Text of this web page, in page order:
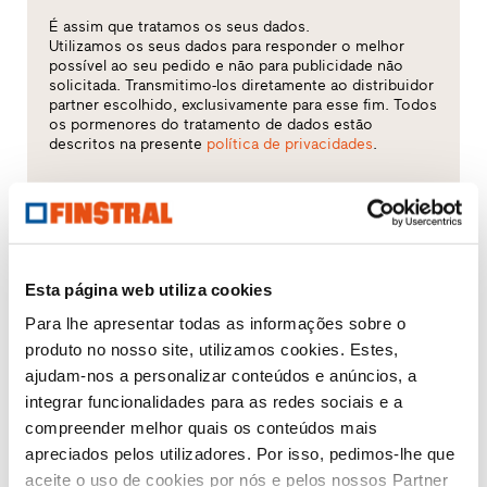
Esta página web utiliza cookies
Para lhe apresentar todas as informações sobre o
produto no nosso site, utilizamos cookies. Estes,
ajudam-nos a personalizar conteúdos e anúncios, a
integrar funcionalidades para as redes sociais e a
compreender melhor quais os conteúdos mais
apreciados pelos utilizadores. Por isso, pedimos-lhe que
aceite o uso de cookies por nós e pelos nossos Partner
É assim que tratamos os seus dados.
Utilizamos os seus dados para responder o melhor
possível ao seu pedido e não para publicidade não
solicitada. Transmitimo-los diretamente ao distribuidor
partner escolhido, exclusivamente para esse fim. Todos
os pormenores do tratamento de dados estão
descritos na presente política de privacidades.
Qual é o tema que mais lhe interessa?
Obra nova